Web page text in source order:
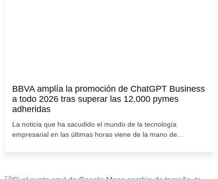
BBVA amplía la promoción de ChatGPT Business
a todo 2026 tras superar las 12.000 pymes
adheridas
La noticia que ha sacudido el mundo de la tecnología
empresarial en las últimas horas viene de la mano de...